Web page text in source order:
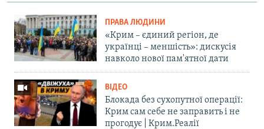
ПРАВА ЛЮДИНИ
«Крим – єдиний регіон, де
українці – меншість»: дискусія
навколо нової пам'ятної дати
ВІДЕО
Блокада без сухопутної операції:
Крим сам себе не заправить і не
прогодує | Крим.Реалії